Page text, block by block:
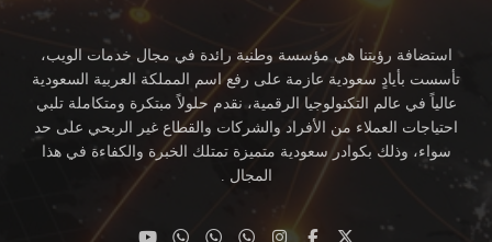
استضافة رؤيتنا هي مؤسسة وطنية رائدة في مجال خدمات الويب،
تأسست بأيادٍ سعودية عازمة على رفع اسم المملكة العربية السعودية
عالياً في عالم التكنولوجيا الرقمية، نقدم حلولاً مبتكرة ومتكاملة تلبي
احتياجات العملاء من الأفراد والشركات والقطاع غير الربحي على حد
سواء، وذلك بكوادر سعودية متميزة تمتلك الخبرة والكفاءة في هذا
المجال .